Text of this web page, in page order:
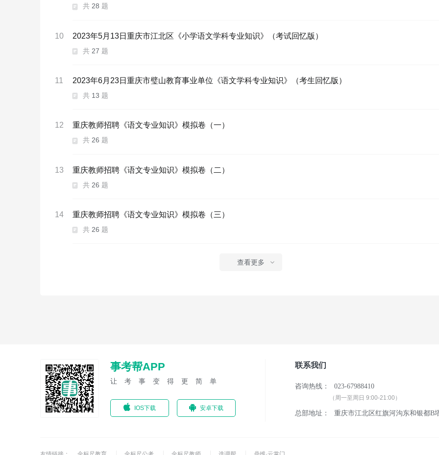
共 28 题
10 2023年5月13日重庆市江北区《小学语文学科专业知识》（考试回忆版）
共 27 题
11 2023年6月23日重庆市璧山教育事业单位《语文学科专业知识》（考生回忆版）
共 13 题
12 重庆教师招聘《语文专业知识》模拟卷（一）
共 26 题
13 重庆教师招聘《语文专业知识》模拟卷（二）
共 26 题
14 重庆教师招聘《语文专业知识》模拟卷（三）
共 26 题
查看更多
事考帮APP
让考事变得更简单
IOS下载 安卓下载
联系我们
咨询热线： 023-67988410
（周一至周日 9:00-21:00）
总部地址： 重庆市江北区红旗河沟东和银都B